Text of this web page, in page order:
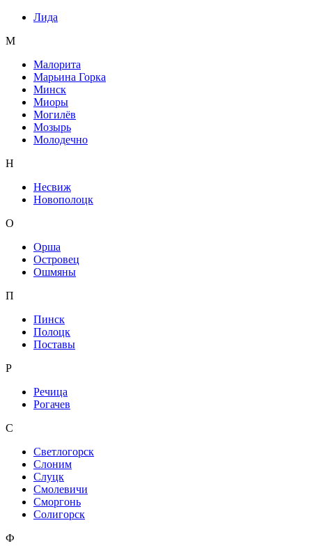
Лида
М
Малорита
Марьина Горка
Минск
Миоры
Могилёв
Мозырь
Молодечно
Н
Несвиж
Новополоцк
О
Орша
Островец
Ошмяны
П
Пинск
Полоцк
Поставы
Р
Речица
Рогачев
С
Светлогорск
Слоним
Слуцк
Смолевичи
Сморгонь
Солигорск
Ф